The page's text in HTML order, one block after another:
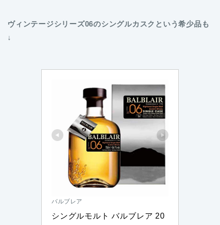
ヴィンテージシリーズ06のシングルカスクという希少品も
↓
バルブレア
シングルモルト バルブレア 20